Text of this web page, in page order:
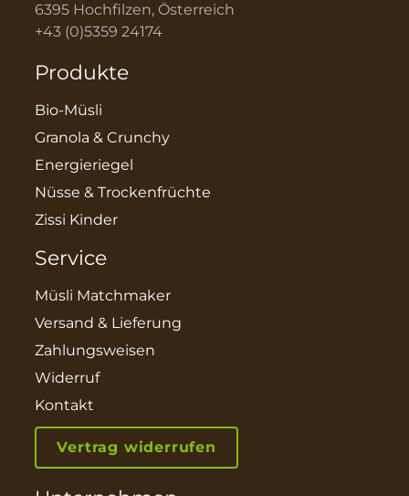
6395 Hochfilzen, Österreich
+43 (0)5359 24174
Produkte
Bio-Müsli
Granola & Crunchy
Energieriegel
Nüsse & Trockenfrüchte
Zissi Kinder
Service
Müsli Matchmaker
Versand & Lieferung
Zahlungsweisen
Widerruf
Kontakt
Vertrag widerrufen